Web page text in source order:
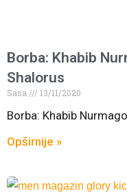
Borba: Khabib
Shalorus
Sasa 13/11/2020
Borba: Khabib
Opširnije »